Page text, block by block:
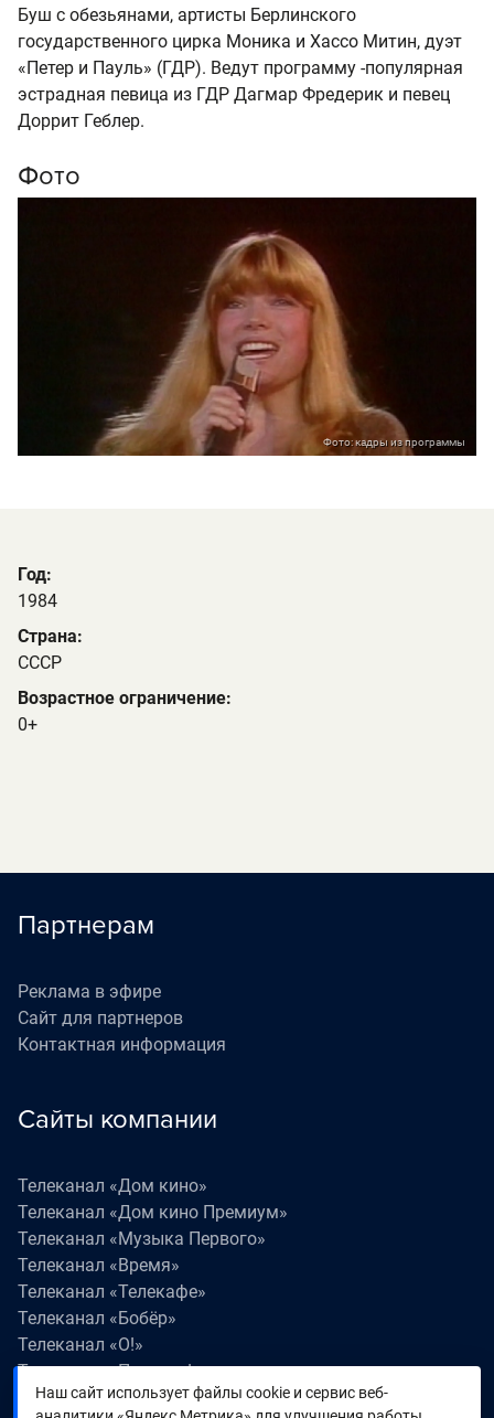
Буш с обезьянами, артисты Берлинского
государственного цирка Моника и Хассо Митин, дуэт
«Петер и Пауль» (ГДР). Ведут программу -популярная
эстрадная певица из ГДР Дагмар Фредерик и певец
Доррит Геблер.
Фото
Фото: кадры из программы
Год:
1984
Страна:
СССР
Возрастное ограничение:
0+
Партнерам
Реклама в эфире
Сайт для партнеров
Контактная информация
Сайты компании
Телеканал «Дом кино»
Телеканал «Дом кино Премиум»
Телеканал «Музыка Первого»
Телеканал «Время»
Телеканал «Телекафе»
Телеканал «Бобёр»
Телеканал «О!»
Телеканал «Поехали!»
Телеканал «Победа»
Наш сайт использует файлы cookie и сервис веб-